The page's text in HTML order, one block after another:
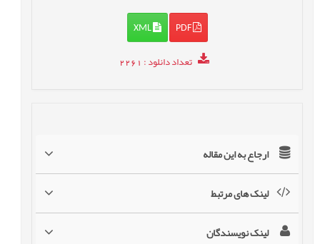
PDF
XML
تعداد دانلود: 2261
ارجاع به این مقاله
لینک های مرتبط
لینک نویسندگان